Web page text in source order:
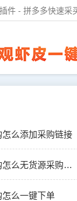
件 - 拼多多快速采
么添加采购链接
虎观一键采购怎么无货源采购虾皮订单
么一键下单